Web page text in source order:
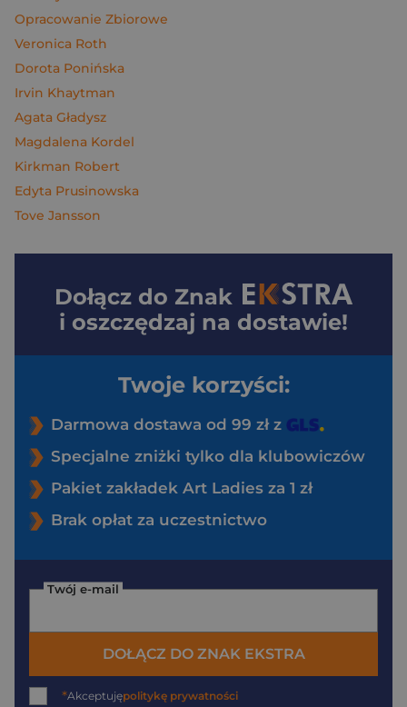
Opracowanie Zbiorowe
Veronica Roth
Dorota Ponińska
Irvin Khaytman
Agata Gładysz
Magdalena Kordel
Kirkman Robert
Edyta Prusinowska
Tove Jansson
Dołącz do Znak
i oszczędzaj na dostawie!
Twoje korzyści:
Darmowa dostawa od 99 zł z
Specjalne zniżki tylko dla klubowiczów
Pakiet zakładek Art Ladies za 1 zł
Brak opłat za uczestnictwo
Twój e-mail
DOŁĄCZ DO ZNAK EKSTRA
*Akceptujępolitykę prywatności